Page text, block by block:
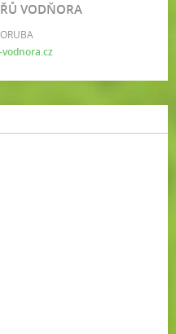
VODŇORA